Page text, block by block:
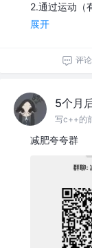
2.通过运动（
展开
评论
5个月
写c++的
减肥夸夸群